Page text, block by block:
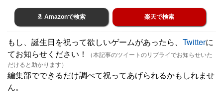
Amazonで検索 楽天で検索
もし、誕生日を祝って欲しいゲームがあったら、 Twitterに
てお知らせください！
（本記事のツイートのリプライでお知らせいた
だけると助かります）
編集部でできるだけ調べて祝ってあげられるかもしれませ
ん。